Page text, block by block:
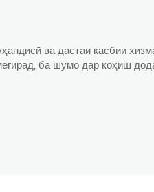
ва дастаи касбии
ба шумо дар коҳиш